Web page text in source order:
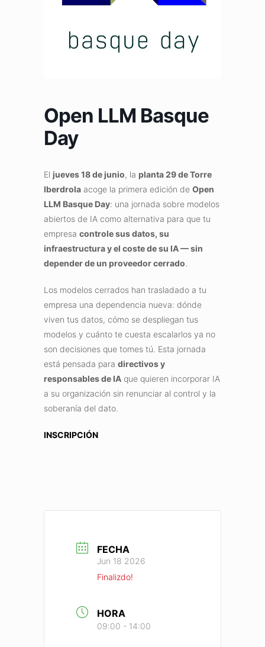
Open LLM Basque
Day
El jueves 18 de junio, la planta 29 de Torre
Iberdrola acoge la primera edición de Open
LLM Basque Day: una jornada sobre modelos
abiertos de IA como alternativa para que tu
empresa controle sus datos, su
infraestructura y el coste de su IA — sin
depender de un proveedor cerrado.
Los modelos cerrados han trasladado a tu
empresa una dependencia nueva: dónde
viven tus datos, cómo se despliegan tus
modelos y cuánto te cuesta escalarlos ya no
son decisiones que tomes tú. Esta jornada
está pensada para directivos y
responsables de IA que quieren incorporar IA
a su organización sin renunciar al control y la
soberanía del dato.
INSCRIPCIÓN
FECHA
Jun 18 2026
Finalizdo!
HORA
09:00 - 14:00